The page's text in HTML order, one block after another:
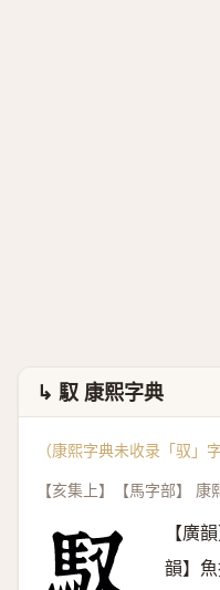
↳ 馭 康熙字典
（康熙字典未收录「驭」
【亥集上】【馬字部】
【廣
韻】魚